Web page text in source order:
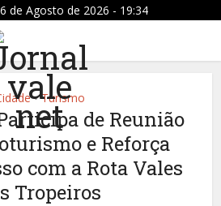
de Agosto de 2026 - 19:34
• Turismo
de Reunião
e Reforça
com a Rota Vales
Tropeiros